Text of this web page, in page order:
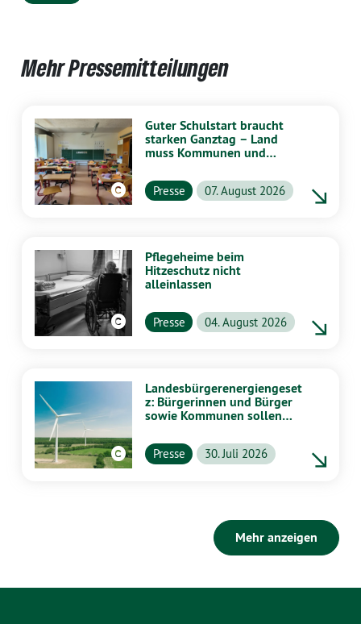
Mehr Pressemitteilungen
Guter Schulstart braucht
starken Ganztag – Land
muss Kommunen und
unterstützen
Presse 07. August 2026
Pflegeheime beim
Hitzeschutz nicht
alleinlassen
Presse 04. August 2026
Landesbürgerenergiengeset
z: Bürgerinnen und Bürger
sowie Kommunen sollen
profitieren
Presse 30. Juli 2026
Mehr anzeigen